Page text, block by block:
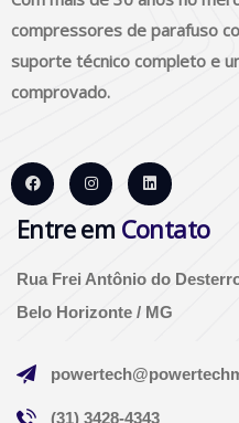
compressores de parafuso
suporte técnico completo e
comprovado.
Entre em Contato
Rua Frei Antônio do
Belo Horizonte / MG
(31) 3428-4343